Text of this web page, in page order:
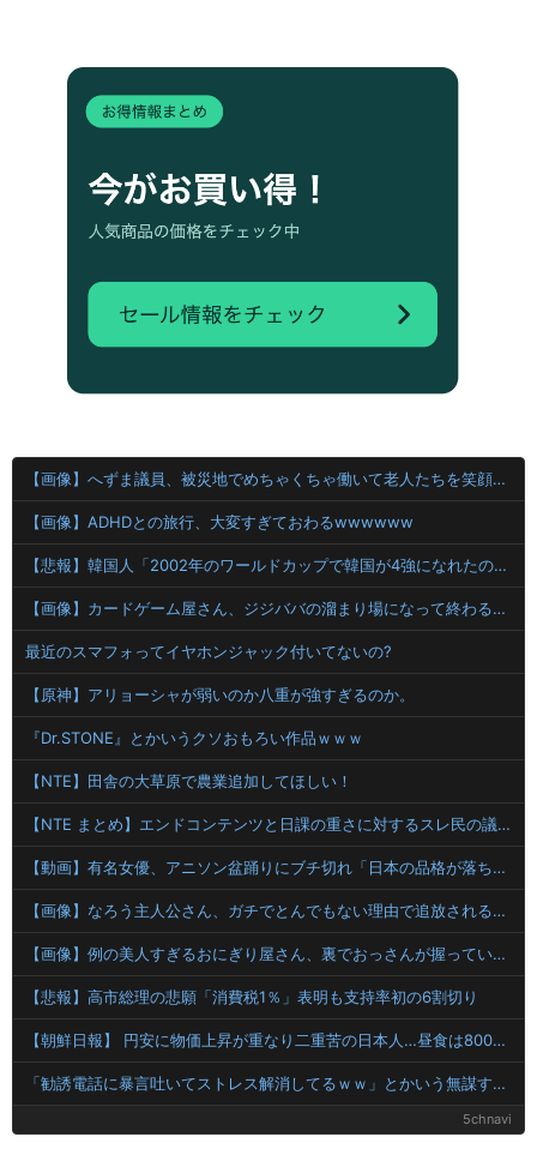
【画像】へずま議員、被災地でめちゃくちゃ働いて老人たちを笑顔にしてしまうwwwwwwwwwwwwwwww
【画像】ADHDとの旅行、大変すぎておわるwwwwww
【悲報】韓国人「2002年のワールドカップで韓国が4強になれたのって買収したからじゃないの?」
【画像】カードゲーム屋さん、ジジババの溜まり場になって終わるwwwwwwwwwwww
最近のスマフォってイヤホンジャック付いてないの?
【原神】アリョーシャが弱いのか八重が強すぎるのか。
『Dr.STONE』とかいうクソおもろい作品ｗｗｗ
【NTE】田舎の大草原で農業追加してほしい！
【NTE まとめ】エンドコンテンツと日課の重さに対するスレ民の議論
【動画】有名女優、アニソン盆踊りにブチ切れ「日本の品格が落ちたと思いました」
【画像】なろう主人公さん、ガチでとんでもない理由で追放されるwww
【画像】例の美人すぎるおにぎり屋さん、裏でおっさんが握っていたｗｗｗｗｗｗｗｗｗｗｗｗｗｗｗｗｗ
【悲報】高市総理の悲願「消費税1％」表明も支持率初の6割切り
【朝鮮日報】 円安に物価上昇が重なり二重苦の日本人…昼食は800円の弁当、花火大会も相次ぎ中止
「勧誘電話に暴言吐いてストレス解消してるｗｗ」とかいう無謀すぎる同僚！住所や個人情報を握られてる恐怖すら理解できない頭の弱さに絶句
5chnavi